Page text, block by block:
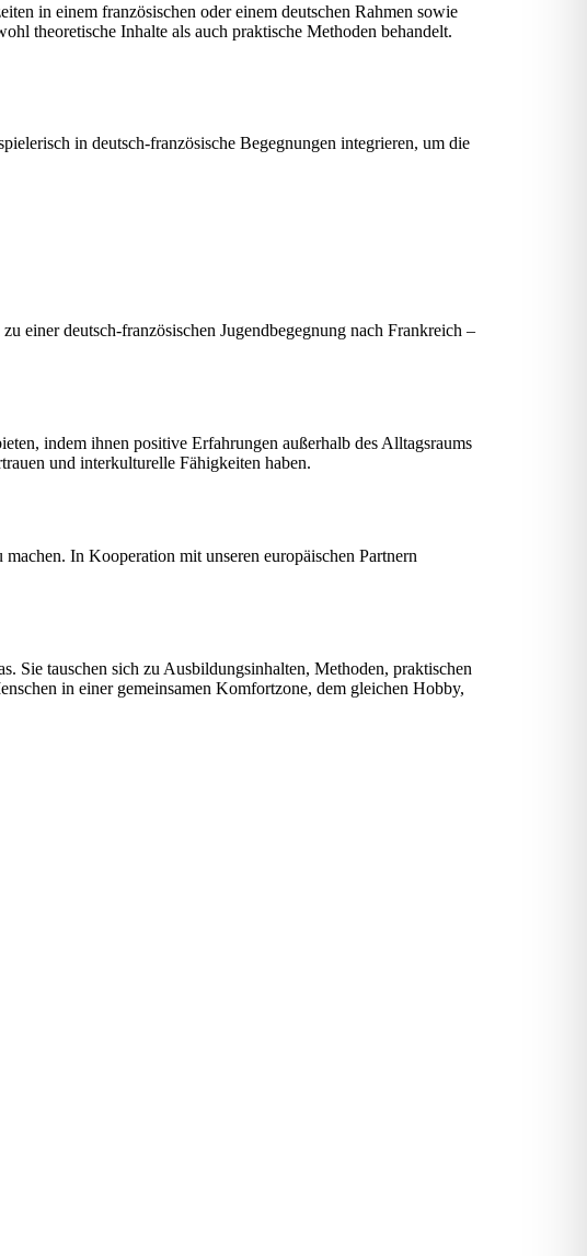
in einem französischen oder einem deutschen Rahmen sowie
theoretische Inhalte als auch praktische Methoden behandelt.
in deutsch-französische Begegnungen integrieren, um die
einer deutsch-französischen Jugendbegegnung nach Frankreich –
indem ihnen positive Erfahrungen außerhalb des Alltagsraums
und interkulturelle Fähigkeiten haben.
In Kooperation mit unseren europäischen Partnern
Sie tauschen sich zu Ausbildungsinhalten, Methoden, praktischen
in einer gemeinsamen Komfortzone, dem gleichen Hobby,